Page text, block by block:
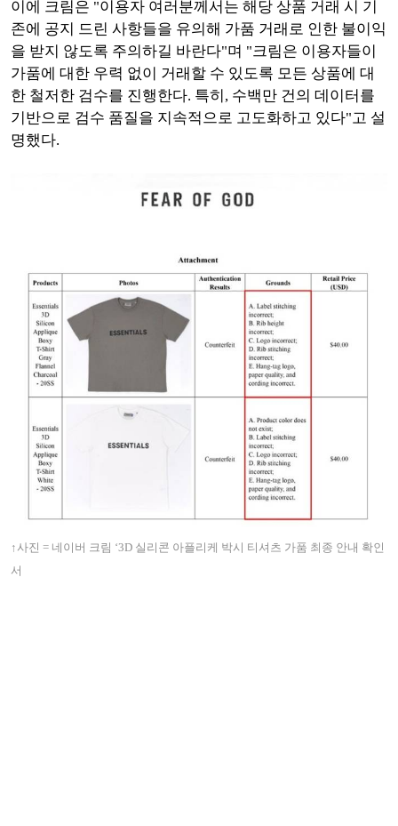
이에 크림은 "이용자 여러분께서는 해당 상품 거래 시 기
존에 공지 드린 사항들을 유의해 가품 거래로 인한 불이익
을 받지 않도록 주의하길 바란다"며 "크림은 이용자들이
가품에 대한 우력 없이 거래할 수 있도록 모든 상품에 대
한 철저한 검수를 진행한다. 특히, 수백만 건의 데이터를
기반으로 검수 품질을 지속적으로 고도화하고 있다"고 설
명했다.
↑사진 = 네이버 크림 ‘3D 실리콘 아플리케 박시 티셔츠 가품 최종 안내 확인
서